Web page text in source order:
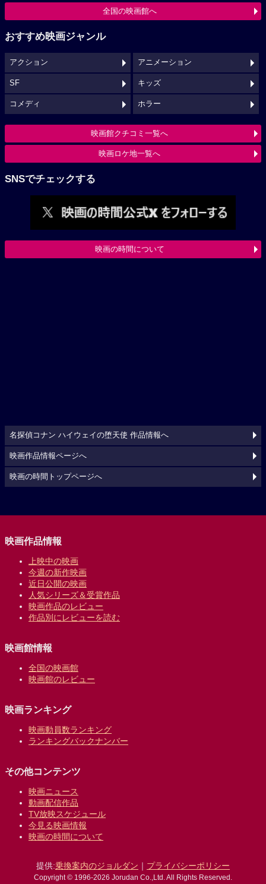
全国の映画館へ
おすすめ映画ジャンル
アクション アニメーション
SF キッズ
コメディ ホラー
映画館クチコミ一覧へ
映画ロケ地一覧へ
SNSでチェックする
映画の時間について
名探偵コナン ハイウェイの堕天使 作品情報へ
映画作品情報ページへ
映画の時間トップページへ
映画作品情報
上映中の映画
今週の新作映画
近日公開の映画
人気シリーズ＆受賞作品
映画作品のレビュー
作品別にレビューを読む
映画館情報
全国の映画館
映画館のレビュー
映画ランキング
映画動員数ランキング
ランキングバックナンバー
その他コンテンツ
映画ニュース
動画配信作品
TV放映スケジュール
今見る映画情報
映画の時間について
提供:乗換案内のジョルダン ｜ プライバシーポリシー
Copyright © 1996-2026 Jorudan Co.,Ltd. All Rights Reserved.